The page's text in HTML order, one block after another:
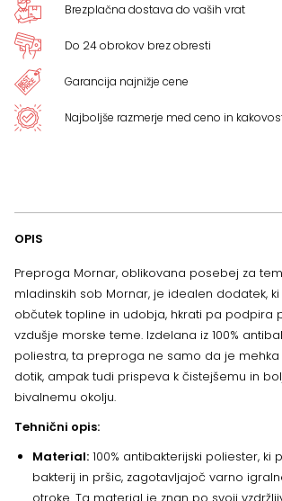
Brezplačna dostava do vaših vrat
Do 24 obrokov brez obresti
Garancija najnižje cene
Najboljše razmerje med ceno in
OPIS
Preproga Mornar, oblikovana posebej za
mladinskih sob Mornar, je idealen dodatek,
občutek topline in udobja, hkrati pa podpira
vzdušje morske teme. Izdelana iz 100%
poliestra, ta preproga ne samo da je
dotik, ampak tudi prispeva k čistejšemu in
bivalnemu okolju.
Tehnični opis:
Material: 100% antibakterijski poliester, ki
bakterij in pršic, zagotavljajoč varno